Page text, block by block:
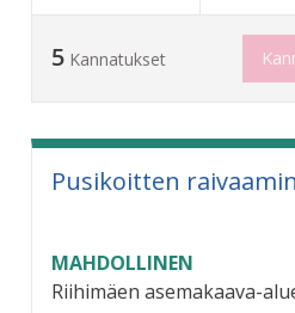
5 Kannatukset
Pusikoitten
MAHDOLLINEN
Riihimäen asemakaava-